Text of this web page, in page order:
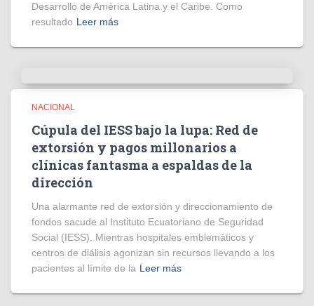
Desarrollo de América Latina y el Caribe. Como
resultado Leer más
NACIONAL
Cúpula del IESS bajo la lupa: Red de
extorsión y pagos millonarios a
clínicas fantasma a espaldas de la
dirección
​Una alarmante red de extorsión y direccionamiento de
fondos sacude al Instituto Ecuatoriano de Seguridad
Social (IESS). Mientras hospitales emblemáticos y
centros de diálisis agonizan sin recursos llevando a los
pacientes al límite de la Leer más